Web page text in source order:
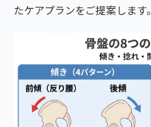
たケアプランをご提案します。